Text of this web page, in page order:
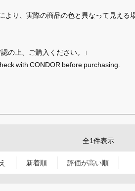
り、実際の商品の色と異なって見える
の上、ご購入ください。」
with CONDOR before purchasing.
全1件表示
新着順 評価が高い順